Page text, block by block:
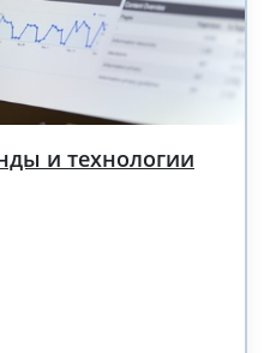
и технологии